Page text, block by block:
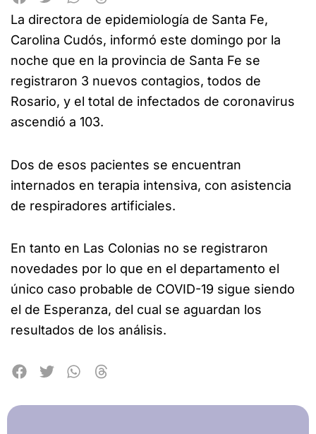
La directora de epidemiología de Santa Fe,
Carolina Cudós, informó este domingo por la
noche que en la provincia de Santa Fe se
registraron 3 nuevos contagios, todos de
Rosario, y el total de infectados de coronavirus
ascendió a 103.
Dos de esos pacientes se encuentran
internados en terapia intensiva, con asistencia
de respiradores artificiales.
En tanto en Las Colonias no se registraron
novedades por lo que en el departamento el
único caso probable de COVID-19 sigue siendo
el de Esperanza, del cual se aguardan los
resultados de los análisis.